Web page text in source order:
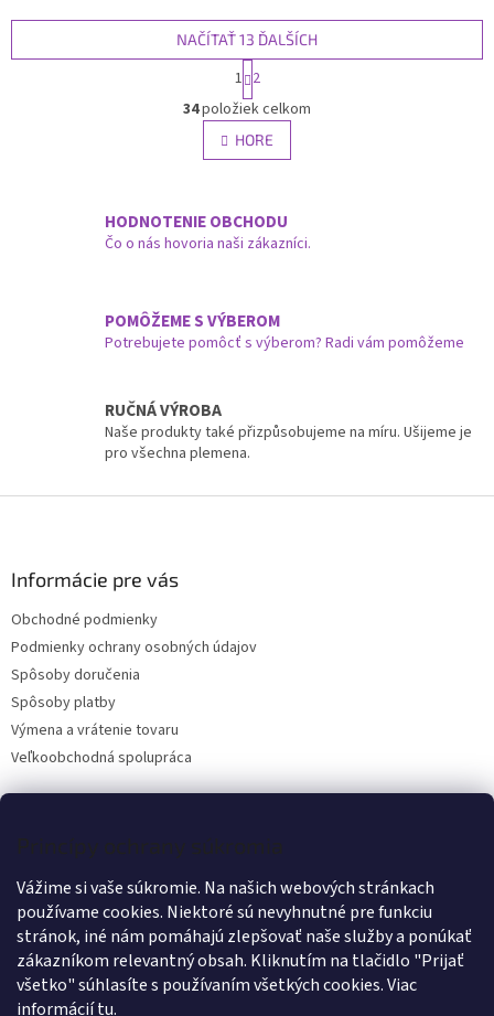
Princípy ochrany súkromia
Vážime si vaše súkromie. Na našich webových stránkach
používame cookies. Niektoré sú nevyhnutné pre funkciu
stránok, iné nám pomáhajú zlepšovať naše služby a ponúkať
zákazníkom relevantný obsah. Kliknutím na tlačidlo "Prijať
všetko" súhlasíte s používaním všetkých cookies.Viac
informáciítu.
osobnosť vášho štvornohého
O
v
l
á
c
i
v
k
p
i
u
NAČÍTAŤ 13 ĎALŠÍCH
S
t
r
á
n
k
a
n
i
1 2
34položiek celkom
HORE
HODNOTENIE OBCHODU
Čo o nás hovoria naši zákazníci.
POMÔŽEME S VÝBEROM
Potrebujete pomôcť s výberom? Radi vám pomôžeme
RUČNÁ VÝROBA
Naše produkty také přizpůsobujeme na míru. Ušijeme je
pro všechna plemena.
Informácie pre vás
Obchodné podmienky
Podmienky ochrany osobných údajov
Spôsoby doručenia
Spôsoby platby
Výmena a vrátenie tovaru
Veľkoobchodná spolupráca
Kontakt
info@wanteddog.sk
Wanted Dog
wanteddogcz